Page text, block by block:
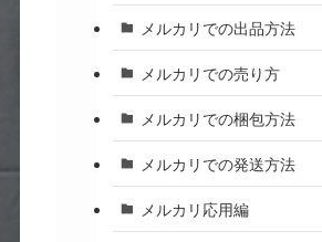
メルカリでの出品方法
メルカリでの売り方
メルカリでの梱包方法
メルカリでの発送方法
メルカリ応用編